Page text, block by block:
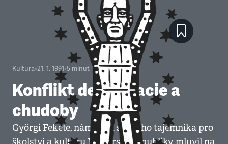
Kultura•21. 1. 1991•5 minut
Konflikt demokracie a
chudoby
Györgi Fekete, náměstek státního tajemníka pro